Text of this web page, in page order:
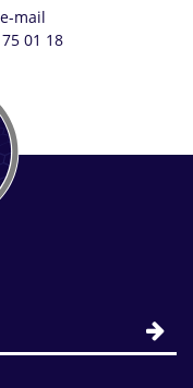
mail
01 18